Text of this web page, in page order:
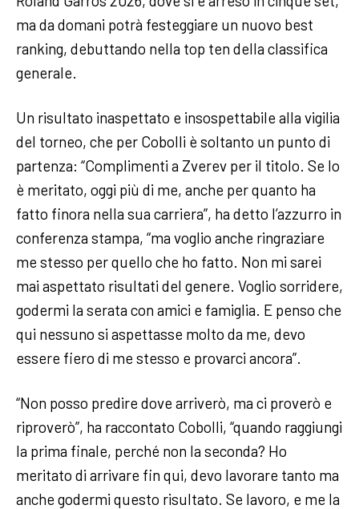
ma da domani potrà festeggiare un nuovo best
ranking, debuttando nella top ten della classifica
generale.
Un risultato inaspettato e insospettabile alla vigilia
del torneo, che per Cobolli è soltanto un punto di
partenza: “Complimenti a Zverev per il titolo. Se lo
è meritato, oggi più di me, anche per quanto ha
fatto finora nella sua carriera”, ha detto l’azzurro in
conferenza stampa, “ma voglio anche ringraziare
me stesso per quello che ho fatto. Non mi sarei
mai aspettato risultati del genere. Voglio sorridere,
godermi la serata con amici e famiglia. E penso che
qui nessuno si aspettasse molto da me, devo
essere fiero di me stesso e provarci ancora”.
“Non posso predire dove arriverò, ma ci proverò e
riproverò”, ha raccontato Cobolli, “quando raggiungi
la prima finale, perché non la seconda? Ho
meritato di arrivare fin qui, devo lavorare tanto ma
anche godermi questo risultato. Se lavoro, e me la